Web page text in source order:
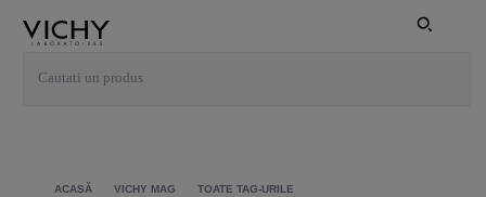
ACASĂ VICHY MAG
TOATE TAG-URILE